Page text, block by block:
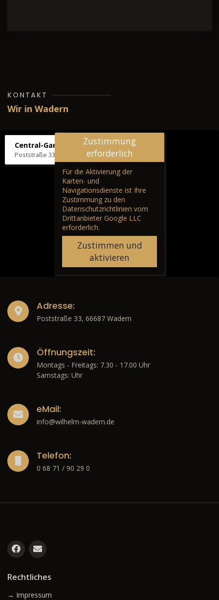
KONTAKT
Wir in Wadern
Central-Garage H. Wilhelm
Poststraße 33, 66687 Wadern
Zustimmung
erforderlich
Für die Aktivierung der
Karten- und
Navigationsdienste ist Ihre
Zustimmung zu den
Datenschutzrichtlinien vom
Drittanbieter Google LLC
erforderlich.
Zustimmen und
aktivieren
Adresse:
Poststraße 33, 66687 Wadern
Öffnungszeit:
Montags - Freitags: 7.30 - 17.00 Uhr
Samstags: Uhr
eMail:
info@wilhelm-wadern.de
Telefon:
0 68 71 / 90 29 0
Rechtliches
→ Impressum